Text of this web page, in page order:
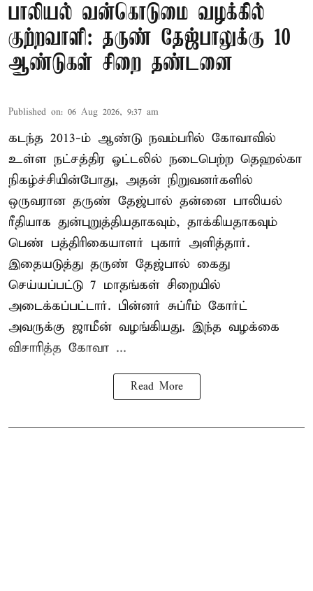
பாலியல் வன்கொடுமை வழக்கில்
குற்றவாளி: தருண் தேஜ்பாலுக்கு 10
ஆண்டுகள் சிறை தண்டனை
Published on: 06 Aug 2026, 9:37 am
கடந்த 2013-ம் ஆண்டு நவம்பரில் கோவாவில்
உள்ள நட்சத்திர ஓட்டலில் நடைபெற்ற தெஹல்கா
நிகழ்ச்சியின்போது, அதன் நிறுவனர்களில்
ஒருவரான தருண் தேஜ்பால் தன்னை பாலியல்
ரீதியாக துன்புறுத்தியதாகவும், தாக்கியதாகவும்
பெண் பத்திரிகையாளர் புகார் அளித்தார்.
இதையடுத்து தருண் தேஜ்பால் கைது
செய்யப்பட்டு 7 மாதங்கள் சிறையில்
அடைக்கப்பட்டார். பின்னர் சுப்ரீம் கோர்ட்
அவருக்கு ஜாமீன் வழங்கியது. இந்த வழக்கை
விசாரித்த கோவா ...
Read More